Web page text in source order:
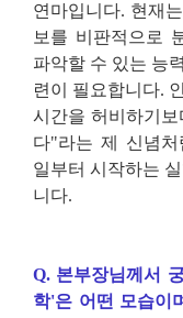
연마입니다. 현재
보를 비판적으로
파악할 수 있는 능
련이 필요합니다.
시간을 허비하기보
다"라는 제 신념처
일부터 시작하는
니다.
Q. 본부장님께서
학'은 어떤 모습이